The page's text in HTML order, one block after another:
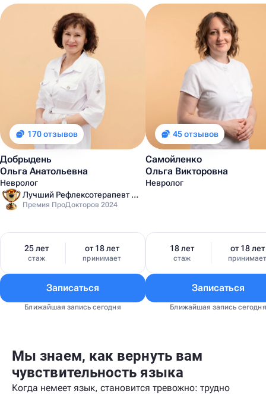
170 отзывов
Добрыдень
Ольга Анатольевна
Невролог
Лучший Рефлексотерапевт Санкт-Петербурга
Премия ПроДокторов 2024
25 лет
стаж
от 18 лет
принимает
Записаться
Ближайшая запись сегодня
45 отзывов
Самойленко
Ольга Викторовна
Невролог
18 лет
стаж
от 18 лет
принимает
Записаться
Ближайшая запись сегодня
Мы знаем, как вернуть вам
чувствительность языка
Когда немеет язык, становится тревожно: трудно